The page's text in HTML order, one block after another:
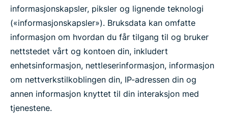
informasjonskapsler, piksler og lignende teknologi
(«informasjonskapsler»). Bruksdata kan omfatte
informasjon om hvordan du får tilgang til og bruker
nettstedet vårt og kontoen din, inkludert
enhetsinformasjon, nettleserinformasjon, informasjon
om nettverkstilkoblingen din, IP-adressen din og
annen informasjon knyttet til din interaksjon med
tjenestene.